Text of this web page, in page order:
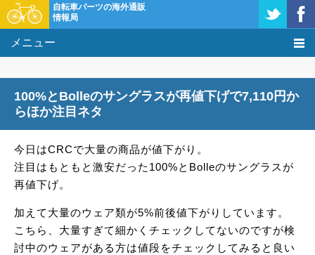
自転車パーツの海外通販
情報局
メニュー
購入方法
クーポン＆セール
激安情報
100%とBolleのサングラスが再値下げで7,110円か
らほか注目ネタ
今日はCRCで大量の商品が値下がり。
注目はもともと激安だった100%とBolleのサングラスが
再値下げ。
加えて大量のウェア類が5%前後値下がりしています。
こちら、大量すぎて細かくチェックしてないのですが検
討中のウェアがある方は値段をチェックしてみると良い